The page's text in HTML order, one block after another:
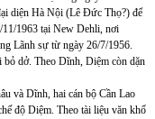
diện Hà Nội (Lê Đức Thọ?) để
1963 tại New Dehli, nơi
Lãnh sự từ ngày 26/7/1956.
dở. Theo Dĩnh, Diệm còn dặn
và Dĩnh, hai cán bộ Cần Lao
độ Diệm. Theo tài liệu văn khố